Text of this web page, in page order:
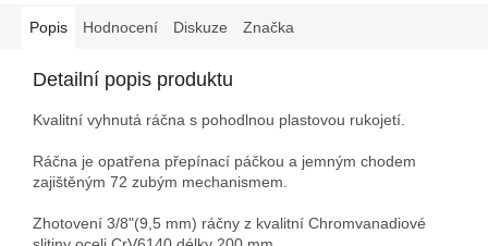
Popis Hodnocení Diskuze Značka
Detailní popis produktu
Kvalitní vyhnutá ráčna s pohodlnou plastovou rukojetí.
Ráčna je opatřena přepínací páčkou a jemným chodem
zajištěným 72 zubým mechanismem.
Zhotovení 3/8"(9,5 mm) ráčny z kvalitní Chromvanadiové